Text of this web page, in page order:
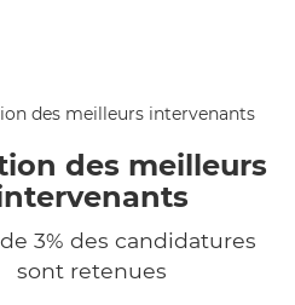
des meilleurs
3% des candidatures
sont retenues